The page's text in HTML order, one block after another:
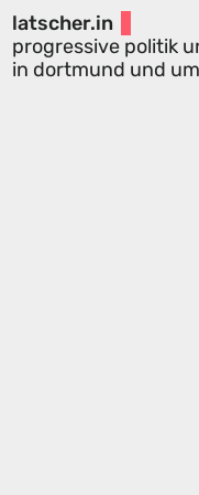
latscher.in
progressive politik
in dortmund und